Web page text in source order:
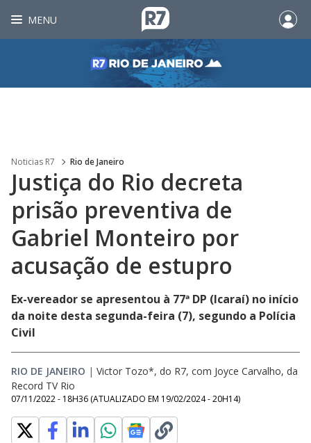
MENU
Noticias R7 Rio de Janeiro
Justiça do Rio decreta
prisão preventiva de
Gabriel Monteiro por
acusação de estupro
Ex-vereador se apresentou à 77ª DP (Icaraí) no início
da noite desta segunda-feira (7), segundo a Polícia
Civil
RIO DE JANEIRO | Victor Tozo*, do R7, com Joyce Carvalho, da
Record TV Rio
07/11/2022 - 18H36 (ATUALIZADO EM 19/02/2024 - 20H14)